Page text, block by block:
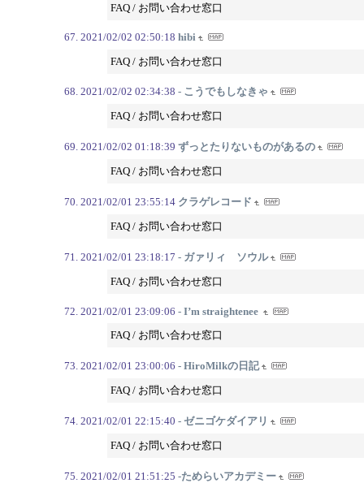
FAQ / お問い合わせ窓口
2021/02/02 02:50:18 hibi
FAQ / お問い合わせ窓口
2021/02/02 02:34:38 - こうでもしなきゃ
FAQ / お問い合わせ窓口
2021/02/02 01:18:39 ずっとたりないものがあるの
FAQ / お問い合わせ窓口
2021/02/01 23:55:14 クラゲレコード
FAQ / お問い合わせ窓口
2021/02/01 23:18:17 - ガァリィ ソウル
FAQ / お問い合わせ窓口
2021/02/01 23:09:06 - I’m straightenee
FAQ / お問い合わせ窓口
2021/02/01 23:00:06 - HiroMilkの日記
FAQ / お問い合わせ窓口
2021/02/01 22:15:40 - ゼニゴケダイアリ
FAQ / お問い合わせ窓口
2021/02/01 21:51:25 -ためらいアカデミー